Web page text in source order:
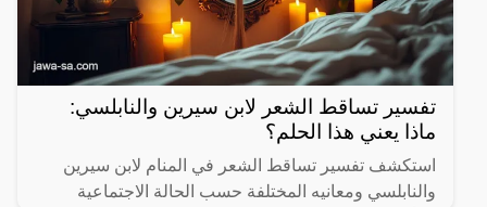
تفسير تساقط الشعر لابن سيرين والنابلسي:
ماذا يعني هذا الحلم؟
استكشف تفسير تساقط الشعر في المنام لابن سيرين
والنابلسي ومعانيه المختلفة حسب الحالة الاجتماعية